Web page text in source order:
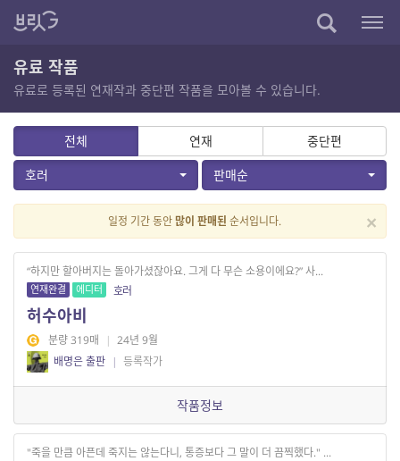
유료 작품
유료로 등록된 연재작과 중단편 작품을 모아볼 수 있습니다.
전체 연재
중단편
호러
판매순
×
일정 기간 동안많이 판매된 순서입니다.
“하지만 할아버지는 돌아가셨잖아요. 그게 다 무슨 소용이에요?” 사...
연재완결 에디터 호러
허수아비
분량 319매 | 24년 9월
배명은 출판 | 등록작가
작품정보
"죽을 만큼 아픈데 죽지는 않는다니, 통증보다 그 말이 더 끔찍했다." ...